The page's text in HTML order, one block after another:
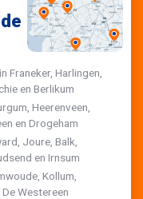
Franeker, Harlingen,
en Berlikum
Heerenveen,
en Drogeham
Joure, Balk,
en Irnsum
Kollum,
Westereen